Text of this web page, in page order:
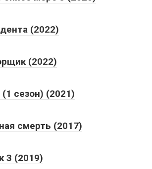
(2022)
(2022)
сезон) (2021)
смерть (2017)
3 (2019)